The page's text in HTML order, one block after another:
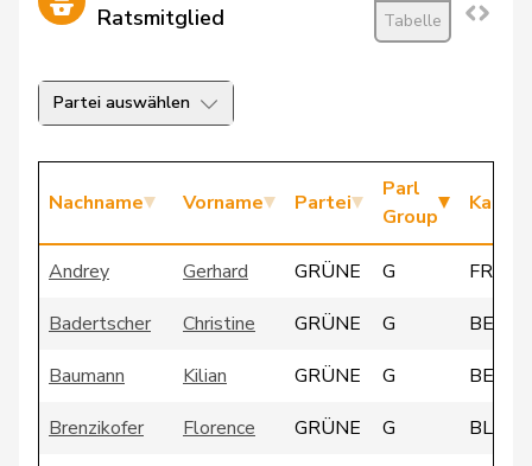
Ratsmitglied
Tabelle
Partei auswählen
Nachname Vorname Partei
Parl
Group
Andrey Gerhard GRÜNE G
FR
Badertscher
Christine GRÜNE G
BE
Baumann
Kilian GRÜNE G
BE
Brenzikofer
Florence GRÜNE G
BL